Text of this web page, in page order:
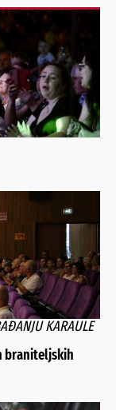
KARAULE
braniteljskih